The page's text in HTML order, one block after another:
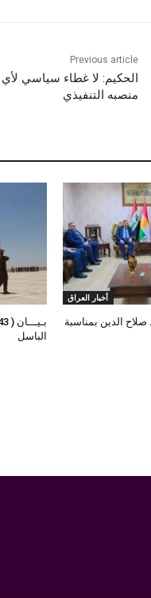
Previous article
الحكيم: لا غطاء سياسي
منصبه التنفيذي
الباسل
أخبار العراق
صلاح الدين بمناسبة